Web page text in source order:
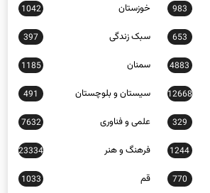
983 خوزستان 1042
653 سبک زندگی 397
4883 سمنان 1185
12668 سیستان و بلوچستان 491
329 علمی و فناوری 7632
1244 فرهنگ و هنر 23334
770 قم 1033